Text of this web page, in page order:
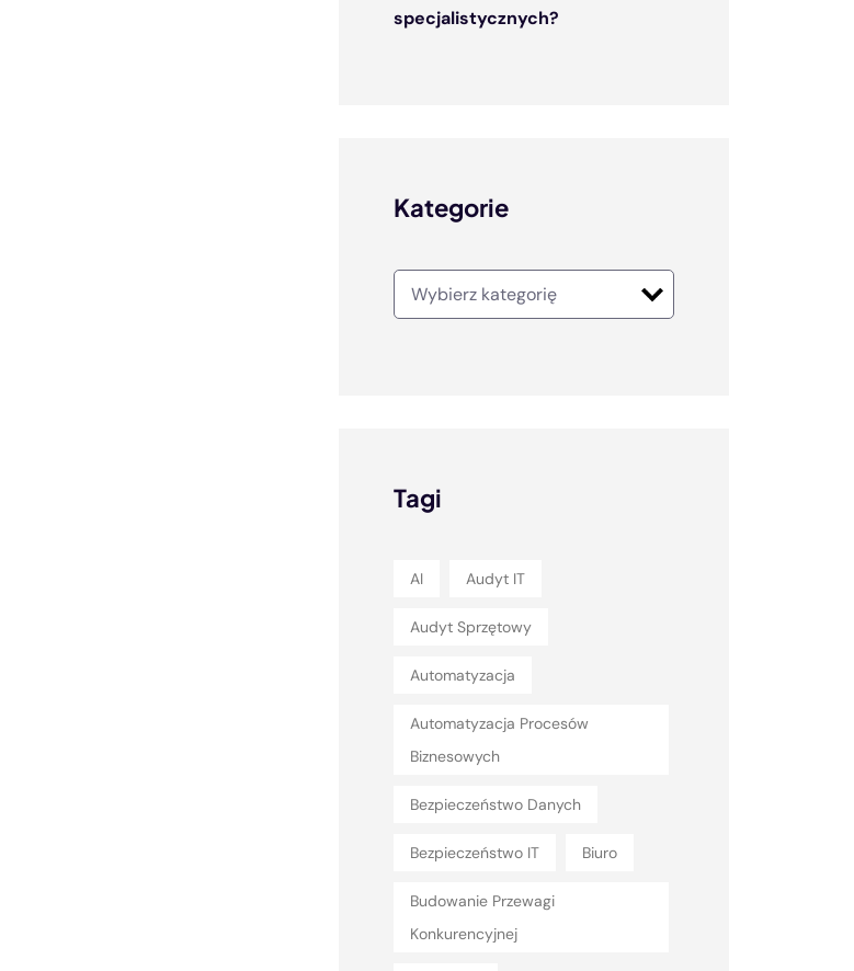
specjalistycznych?
Kategorie
Tagi
AI Audyt IT
Audyt Sprzętowy
Automatyzacja
Automatyzacja Procesów
Biznesowych
Bezpieczeństwo Danych
Bezpieczeństwo IT Biuro
Budowanie Przewagi
Konkurencyjnej